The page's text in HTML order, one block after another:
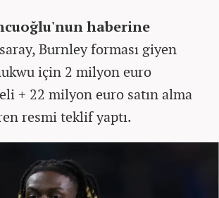
haberine
Burnley forması giyen
için 2 milyon euro
+ 22 milyon euro satın alma
resmi teklif yaptı.